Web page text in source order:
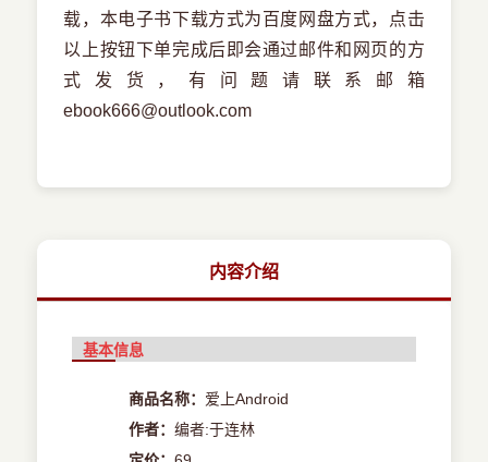
载，本电子书下载方式为百度网盘方式，点击
以上按钮下单完成后即会通过邮件和网页的方
式发货，有问题请联系邮箱
ebook666@outlook.com
内容介绍
基本信息
商品名称： 爱上Android
作者：编者:于连林